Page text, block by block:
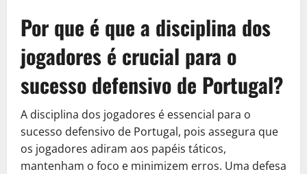
Por que é que a disciplina dos
jogadores é crucial para o
sucesso defensivo de Portugal?
A disciplina dos jogadores é essencial para o
sucesso defensivo de Portugal, pois assegura que
os jogadores adiram aos papéis táticos,
mantenham o foco e minimizem erros. Uma defesa